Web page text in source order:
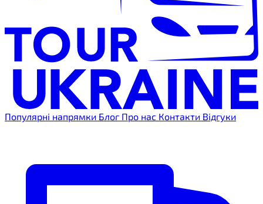
Популярні напрямки Блог Про нас Контакти Відгуки